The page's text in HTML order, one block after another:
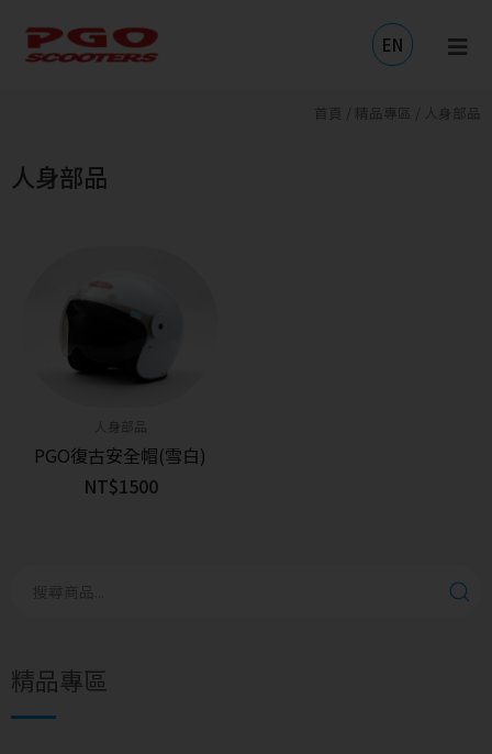
EN
精品專區
首頁 精品專區 / 人身部品
人身部品
人身部品
PGO復古安全帽(雪白)
NT$1500